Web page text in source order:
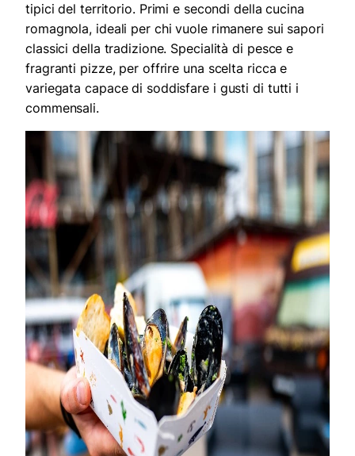
tipici del territorio. Primi e secondi della cucina
romagnola, ideali per chi vuole rimanere sui sapori
classici della tradizione. Specialità di pesce e
fragranti pizze, per offrire una scelta ricca e
variegata capace di soddisfare i gusti di tutti i
commensali.